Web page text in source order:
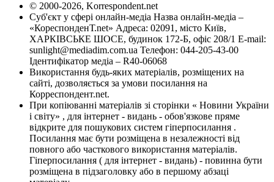
© 2000-2026, Korrespondent.net
Суб'єкт у сфері онлайн-медіа Назва онлайн-медіа –
«КореспонденТ.net» Адреса: 02091, місто Київ,
ХАРКІВСЬКЕ ШОСЕ, будинок 172-Б, офіс 208/1 E-mail:
sunlight@mediadim.com.ua Телефон: 044-205-43-00
Ідентифікатор медіа – R40-06068
Використання будь-яких матеріалів, розміщених на
сайті, дозволяється за умови посилання на
Корреспондент.net.
При копіюванні матеріалів зі сторінки « Новини України
і світу» , для інтернет - видань - обов'язкове пряме
відкрите для пошукових систем гіперпосилання .
Посилання має бути розміщена в незалежності від
повного або часткового використання матеріалів.
Гіперпосилання ( для інтернет - видань) - повинна бути
розміщена в підзаголовку або в першому абзаці